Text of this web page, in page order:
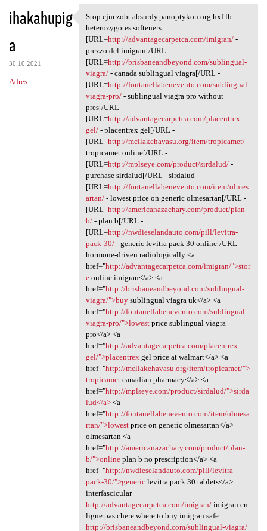
K
o
m
e
n
ihakahupig
a
30.10.2021
Adres
Stop ejm.zobt.absurdy
Stop ejm.zobt.absurdy.panoptykon.org.hxf.lb
heterozygotes softeners
[URL=http://advantagecarpetca.com/imigran/-
prezzo del imigran[/URL -
[URL=http://brisbaneandbeyond.com/sublingual-
viagra/- canada sublingual viagra[/URL -
[URL=http://fontanellabenevento.com/sublingual-
viagra-pro/- sublingual viagra pro without
pres[/URL -
[URL=http://advantagecarpetca.com/placentrex-
gel/- placentrex gel[/URL -
[URL=http://mcllakehavasu.org/item/tropicamet/-
tropicamet online[/URL -
[URL=http://mplseye.com/product/sirdalud/-
purchase sirdalud[/URL - sirdalud
[URL=http://fontanellabenevento.com/item/olmes
artan/- lowest price on generic olmesartan[/URL -
[URL=http://americanazachary.com/product/plan-
b/- plan b[/URL -
[URL=http://nwdieselandauto.com/pill/levitra-
pack-30/- generic levitra pack 30 online[/URL -
hormone-driven radiologically <a
href="http://advantagecarpetca.com/imigran/">stor
eonline imigran</a> <a
href="http://brisbaneandbeyond.com/sublingual-
viagra/">buysublingual viagra uk</a> <a
href="http://fontanellabenevento.com/sublingual-
viagra-pro/">lowestprice sublingual viagra
pro</a> <a
href="http://advantagecarpetca.com/placentrex-
gel/">placentrex gel price at walmart</a> <a
href="http://mcllakehavasu.org/item/tropicamet/">
tropicametcanadian pharmacy</a> <a
href="http://mplseye.com/product/sirdalud/">sirda
lud</a><a
href="http://fontanellabenevento.com/item/olmesa
rtan/">lowestprice on generic olmesartan</a>
olmesartan <a
href="http://americanazachary.com/product/plan-
b/">onlineplan b no prescription</a> <a
href="http://nwdieselandauto.com/pill/levitra-
pack-30/">genericlevitra pack 30 tablets</a>
interfascicular
http://advantagecarpetca.com/imigran/imigran en
ligne pas chere where to buy imigran safe
http://brisbaneandbeyond.com/sublingual-viagra/